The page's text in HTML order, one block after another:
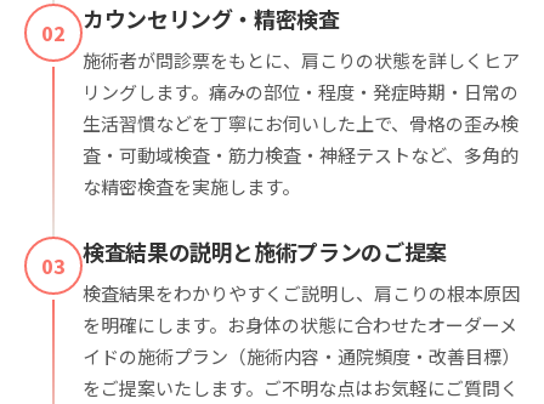
02 カウンセリング・精密検査
施術者が問診票をもとに、肩こりの状態を詳しくヒア
リングします。痛みの部位・程度・発症時期・日常の
生活習慣などを丁寧にお伺いした上で、骨格の歪み検
査・可動域検査・筋力検査・神経テストなど、多角的
な精密検査を実施します。
03 検査結果の説明と施術プランのご提案
検査結果をわかりやすくご説明し、肩こりの根本原因
を明確にします。お身体の状態に合わせたオーダーメ
イドの施術プラン（施術内容・通院頻度・改善目標）
をご提案いたします。ご不明な点はお気軽にご質問く